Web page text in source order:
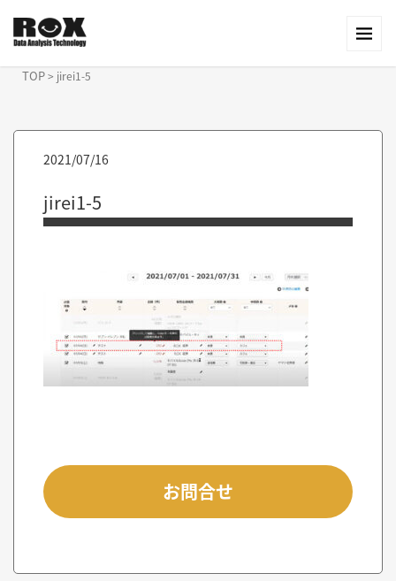
TOP> jirei1-5
2021/07/16
jirei1-5
お問合せ